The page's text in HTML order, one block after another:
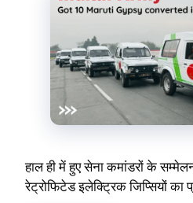
हाल ही में हुए सेना कमांडरों के
रेट्रोफिटेड इलेक्ट्रिक जिप्सियों का